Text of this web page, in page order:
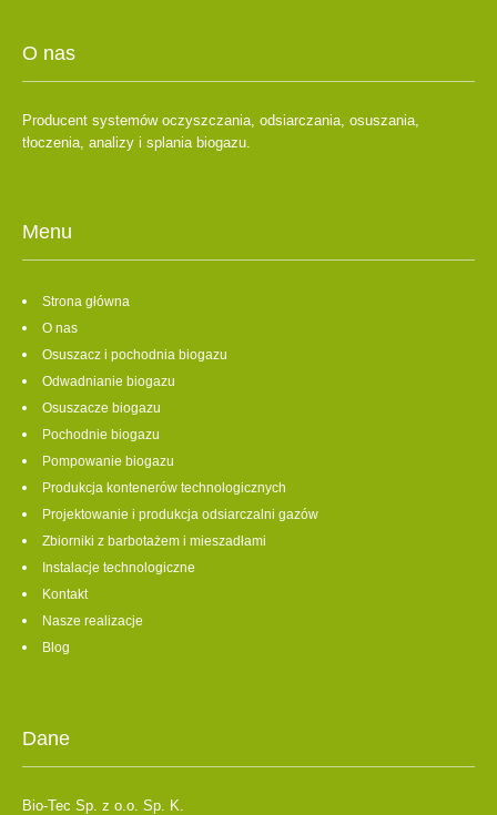
O nas
Producent systemów oczyszczania, odsiarczania, osuszania,
tłoczenia, analizy i splania biogazu.
Menu
Strona główna
O nas
Osuszacz i pochodnia biogazu
Odwadnianie biogazu
Osuszacze biogazu
Pochodnie biogazu
Pompowanie biogazu
Produkcja kontenerów technologicznych
Projektowanie i produkcja odsiarczalni gazów
Zbiorniki z barbotażem i mieszadłami
Instalacje technologiczne
Kontakt
Nasze realizacje
Blog
Dane
Bio-Tec Sp. z o.o. Sp. K.